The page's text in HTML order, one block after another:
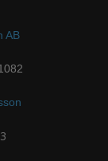
AB